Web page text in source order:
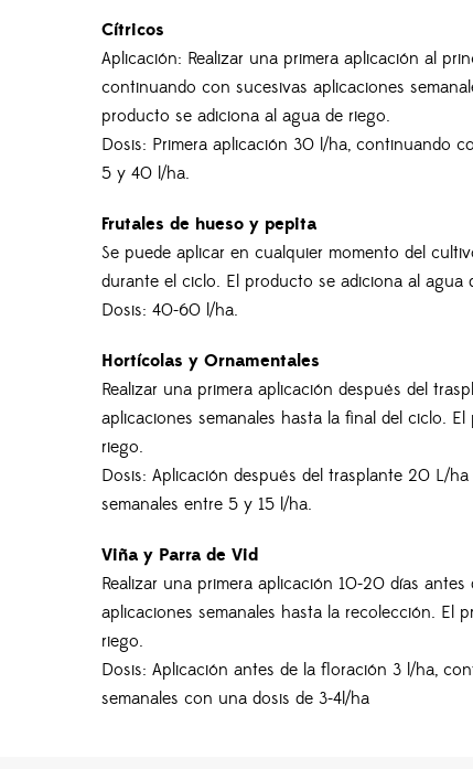
Cítricos
Aplicación: Realizar una primera aplicación al
continuando con sucesivas aplicaciones
producto se adiciona al agua de riego.
Dosis: Primera aplicación 30 l/ha, continuando
5 y 40 l/ha.
Frutales de hueso y pepita
Se puede aplicar en cualquier momento del
durante el ciclo. El producto se adiciona al agua
Dosis: 40-60 l/ha.
Hortícolas y Ornamentales
Realizar una primera aplicación después del
aplicaciones semanales hasta la final del ciclo.
riego.
Dosis: Aplicación después del trasplante 20 L/
semanales entre 5 y 15 l/ha.
Viña y Parra de Vid
Realizar una primera aplicación 10-20 días
aplicaciones semanales hasta la recolección. El
riego.
Dosis: Aplicación antes de la floración 3 l/ha,
semanales con una dosis de 3-4l/ha